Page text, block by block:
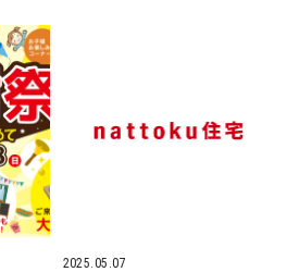
SITE オーナーズサイト
プコーポレートサイト
2025.05.07